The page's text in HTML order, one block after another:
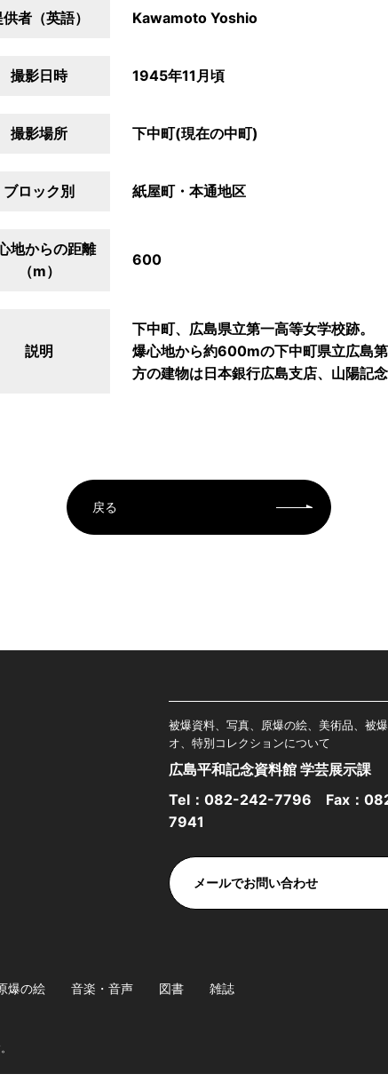
者（英語） Kawamoto Yoshio
撮影日時 1945年11月頃
撮影場所 下中町(現在の中町)
ブロック別 紙屋町・本通地区
地からの距離
（m）
600
説明
下中町、広島県立第一高等女学校跡。
爆心地から約600mの下中町県立広島
方の建物は日本銀行広島支店、山陽記念
戻る
被爆資料、写真、原爆の絵、美術品、被
オ、特別コレクションについて
広島平和記念資料館 学芸展示課
Tel： 082-242-7796 Fax：
7941
メールでお問い合わせ
爆の絵 音楽・音声 図書 雑誌